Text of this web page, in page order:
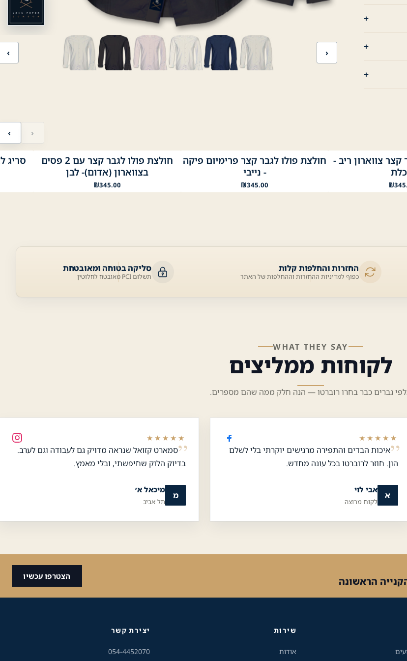
‹ ›
‹ ›
Mustard
ליים 1
קצר צווארון ריב -
₪
נייבי לבן שחור
חולצת פולו לגבר קצר פרימיום פיקה
- נייבי
₪345.00
לבן נייבי
חולצת פולו לגבר קצר עם 2 פסים
בצווארון (אדום)- לבן
₪345.00
החזרות והחלפות קלות
כפוף למדיניות ההחזרות וההחלפות של האתר
סליקה בטוחה ומאובטחת
תשלום PCI מאובטח לחלוטין
WHAT THEY SAY
לקוחות ממליצים
גברים כבר בחרו רוברטו — הנה חלק ממה שהם מספרים.
★★★★★
איכות הבדים והתפירה מרגישים יוקרתי בלי לשלם
הון. חוזר לרוברטו בכל עונה מחדש.
א
אבי לוי
לקוח מרוצה
★★★★★
סמארט קזואל שנראה מדויק גם לעבודה וגם לערב.
בדיוק הלוק שחיפשתי, ובלי מאמץ.
מ
מיכאל א׳
תל אביב
הצטרפו עכשיו
שירות
אודות
יצירת קשר
054-4452070
כלי נגישות
גודל טקסט
ניגודיות
גבוהה
הדגשת קישורים